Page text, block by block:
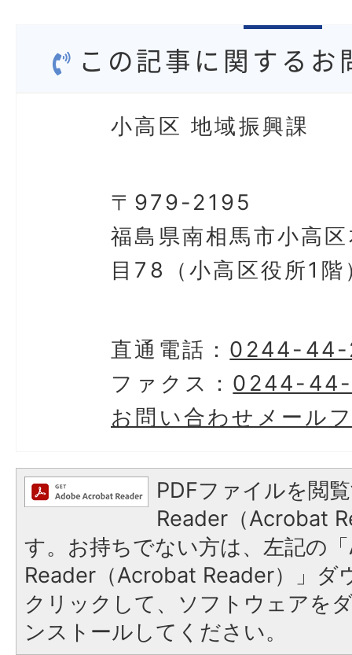
この記事に関するお
小高区 地域振興課
〒979-2195
福島県南相馬市小高
目78（小高区役所1階
直通電話： 0244-44-
ファクス： 0244-
お問い合わせメール
PDFファイルを閲
Reader（Acrobat
す。お持ちでない方は、左記の
Reader（Acrobat Reader）」ダ
クリックして、ソフトウェアを
ンストールしてください。